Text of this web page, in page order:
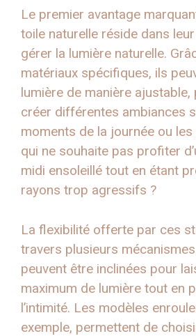
Le premier avantage
toile naturelle réside dans
gérer la lumière naturelle.
matériaux spécifiques, ils
lumière de manière
créer différentes ambiances
moments de la journée ou les
qui ne souhaite pas profiter
midi ensoleillé tout en étant
rayons trop agressifs ?
La flexibilité offerte par ces
travers plusieurs
peuvent être inclinées pour
maximum de lumière tout en
l’intimité. Les modèles
exemple, permettent de